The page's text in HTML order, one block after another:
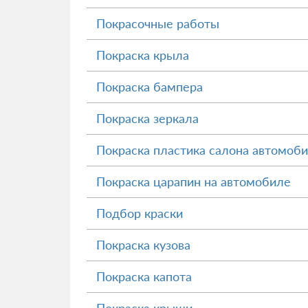
Покрасочные работы
Покраска крыла
Покраска бампера
Покраска зеркала
Покраска пластика салона
Покраска царапин на автомобиле
Подбор краски
Покраска кузова
Покраска капота